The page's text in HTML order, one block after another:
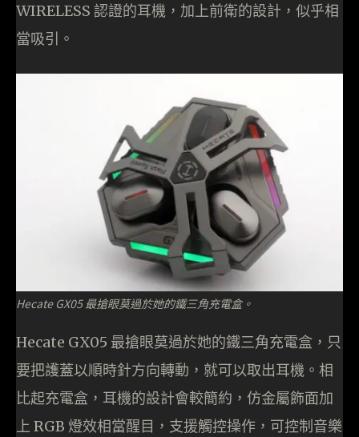
WIRELESS 認證的耳機，加上前衛的設計，似乎相
當吸引。
Hecate GX05 最搶眼莫過於她的鐵三角充電盒。
Hecate GX05 最搶眼莫過於她的鐵三角充電盒，只
要把護蓋以順時針方向轉動，就可以取出耳機。相
比起充電盒，耳機的設計會較簡約，仿金屬飾面加
上 RGB 燈效相當醒目，支援觸控操作，可控制音樂